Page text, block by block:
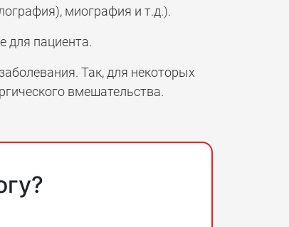
миография и т.д.).
для пациента.
Так, для некоторых
вмешательства.